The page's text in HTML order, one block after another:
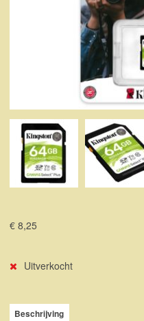
€ 8,25
Uitverkocht
Beschrijving